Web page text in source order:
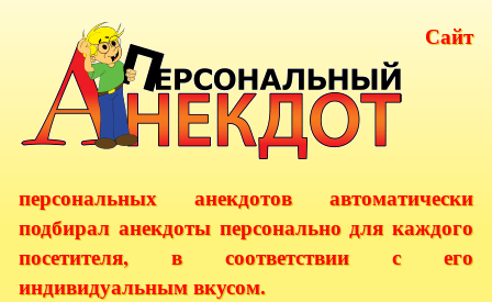
Сайт
персональных анекдотов автоматически
подбирал анекдоты персонально для каждого
посетителя, в соответствии с его
индивидуальным вкусом.